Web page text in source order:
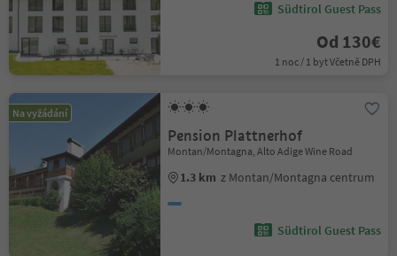
Südtirol Guest Pass
Od 130€
1 noc / 1 byt Včetně DPH
Na vyžádání
Pension Plattnerhof
Montan/Montagna, Alto Adige Wine Road
1.3 km z Montan/Montagna centrum
Südtirol Guest Pass